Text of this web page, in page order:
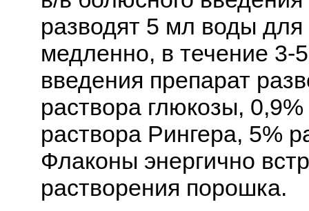
разводят 5 мл воды
медленно, в течение 3-
введения препарат
раствора глюкозы,
раствора Рингера, 5%
Флаконы энергично
растворения порошка.